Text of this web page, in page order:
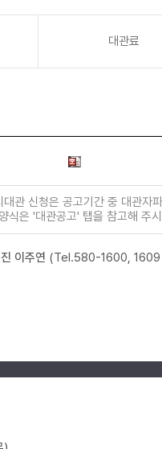
대관료
관 신청은 공고기간 중 대관자
식은 '대관공고' 탭을 참고해 주
이주연 (Tel.580-1600,